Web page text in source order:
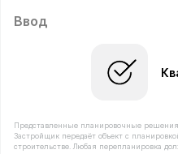
Ввод
Представленные планировочные
Застройщик передаёт объект с
строительстве. Любая перепланировка